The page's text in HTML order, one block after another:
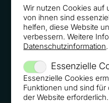
Wir nutzen Cookies auf
von ihnen sind
helfen, diese Website
verbessern. Weitere
Datenschutzinformation.
Essenzielle
Essenzielle Cookies
Funktionen und sind
der Website erforderlich.
Finanzwelt 08/2019 So